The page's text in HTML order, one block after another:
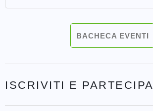
BACHECA EVENTI
ISCRIVITI E PARTECIPA